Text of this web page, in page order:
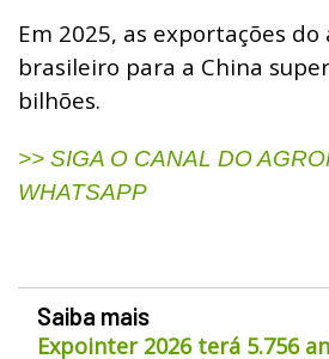
Em 2025, as exportações do
brasileiro para a China
bilhões.
>> SIGA O CANAL DO
WHATSAPP
Saiba mais
Expointer 2026 terá 5.756